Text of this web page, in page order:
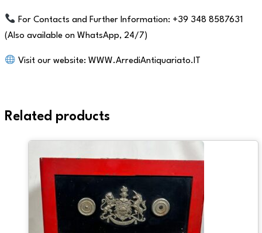
For Contacts and Further Information: +39 348 8587631
(Also available on WhatsApp, 24/7)
Visit our website: WWW.ArrediAntiquariato.IT
Related products